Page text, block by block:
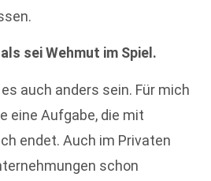
sei Wehmut im Spiel.
auch anders sein. Für mich
eine Aufgabe, die mit
endet. Auch im Privaten
schon